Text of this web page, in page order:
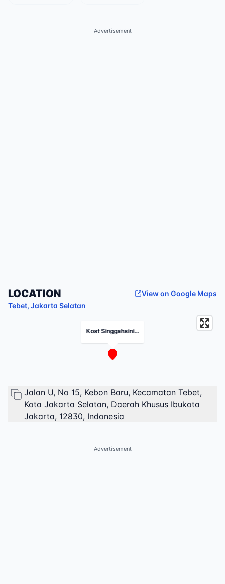
Advertisement
LOCATION
View on Google Maps
Tebet, Jakarta Selatan
Kost Singgahsini...
Jalan U, No 15, Kebon Baru, Kecamatan Tebet,
Kota Jakarta Selatan, Daerah Khusus Ibukota
Jakarta, 12830, Indonesia
Advertisement